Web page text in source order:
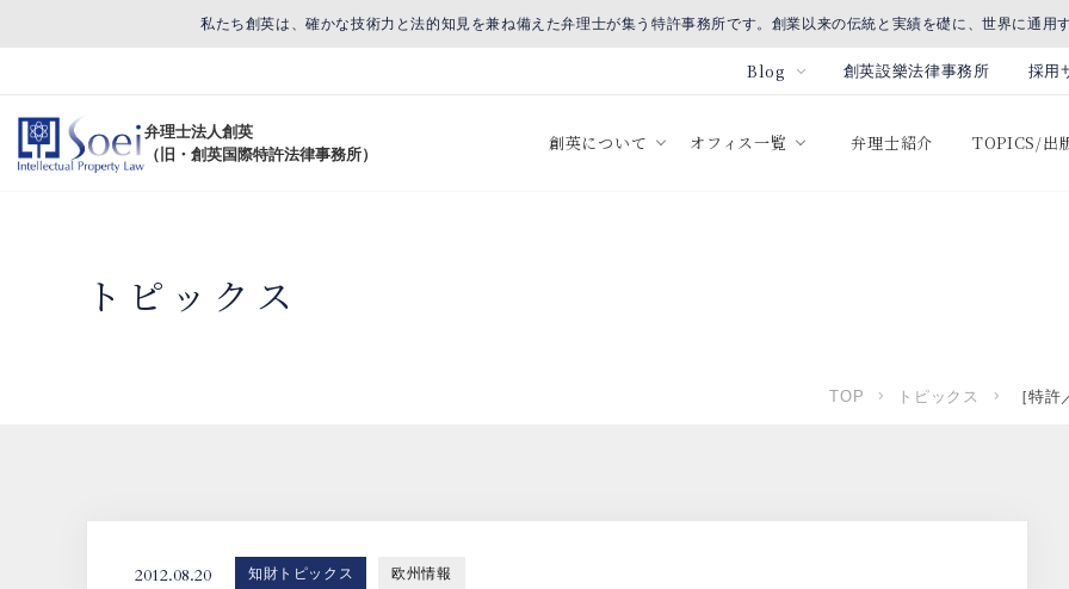
私たち創英は、確かな技術力と法的知見を兼ね備えた弁理士が集う特許事務所です。創業以来の伝統と実績を礎に、世界に通用
Blog 創英設樂法律事務所 採用
弁理士法人創英
（旧・創英国際特許法律事務所）
創英について オフィス一覧 弁理士紹介 TOPICS/出
トピックス
TOP トピックス ［特
2012.08.20 知財トピックス 欧州情報